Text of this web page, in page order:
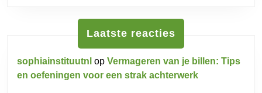
Laatste reacties
sophiainstituutnl op Vermageren van je billen: Tips
en oefeningen voor een strak achterwerk